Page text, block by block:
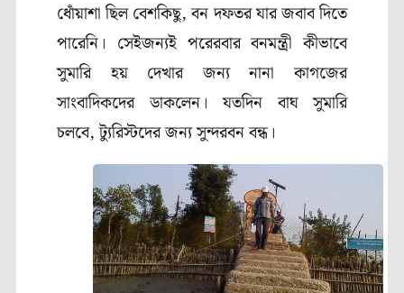
ধোঁয়াশা ছিল বেশকিছু,বন দফতর যার জবাব দিতে
পারেনি। সেইজন্যই পরেরবার বনমন্ত্রী কীভাবে
সুমারি হয় দেখার জন্য নানা কাগজের
সাংবাদিকদের ডাকলেন। যতদিন বাঘ সুমারি
চলবে,ট্যুরিস্টদের জন্য সুন্দরবন বন্ধ।